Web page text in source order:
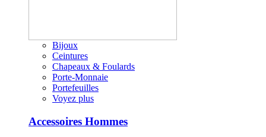
Bijoux
Ceintures
Chapeaux & Foulards
Porte-Monnaie
Portefeuilles
Voyez plus
Accessoires Hommes